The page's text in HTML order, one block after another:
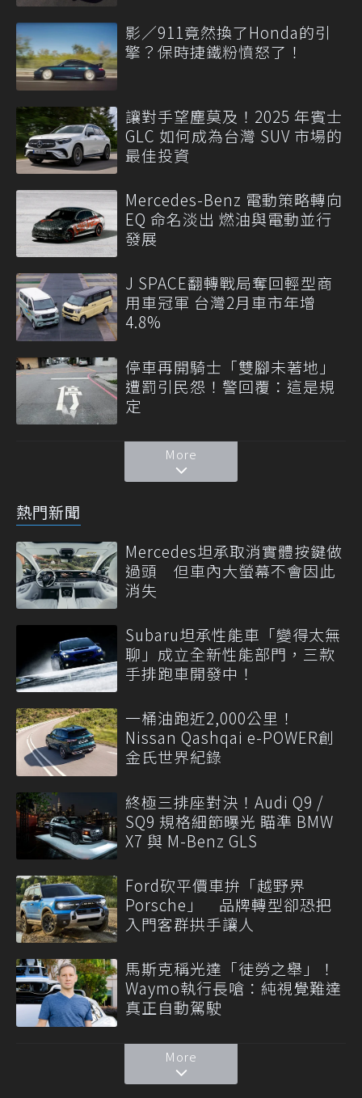
影／911竟然換了Honda的引
擎？保時捷鐵粉憤怒了！
讓對手望塵莫及！2025 年賓士
GLC 如何成為台灣 SUV 市場的
最佳投資
Mercedes-Benz 電動策略轉向
EQ 命名淡出 燃油與電動並行
發展
J SPACE翻轉戰局奪回輕型商
用車冠軍 台灣2月車市年增
4.8%
停車再開騎士「雙腳未著地」
遭罰引民怨！警回覆：這是規
定
More
熱門新聞
Mercedes坦承取消實體按鍵做
過頭 但車內大螢幕不會因此
消失
Subaru坦承性能車「變得太無
聊」成立全新性能部門，三款
手排跑車開發中！
一桶油跑近2,000公里！
Nissan Qashqai e-POWER創
金氏世界紀錄
終極三排座對決！Audi Q9 /
SQ9 規格細節曝光 瞄準 BMW
X7 與 M-Benz GLS
Ford砍平價車拚「越野界
Porsche」 品牌轉型卻恐把
入門客群拱手讓人
馬斯克稱光達「徒勞之舉」！
Waymo執行長嗆：純視覺難達
真正自動駕駛
More